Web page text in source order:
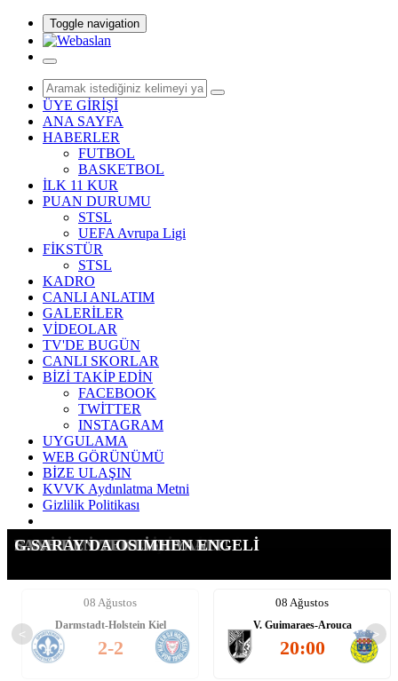
Toggle navigation
ÜYE GİRİŞİ
ANA SAYFA
HABERLER
FUTBOL
BASKETBOL
İLK 11 KUR
PUAN DURUMU
STSL
UEFA Avrupa Ligi
FİKSTÜR
STSL
KADRO
CANLI ANLATIM
GALERİLER
VİDEOLAR
TV'DE BUGÜN
CANLI SKORLAR
BİZİ TAKİP EDİN
FACEBOOK
TWİTTER
INSTAGRAM
UYGULAMA
WEB GÖRÜNÜMÜ
BİZE ULAŞIN
KVVK Aydınlatma Metni
Gizlilik Politikası
CAN UZUN'DA FARKI ERİTTİK!
OSIMHEN'DE FLAŞ İDDİA!
TRANSFERDE OSI DETAYI
HEDEF: 3 YILDIZ İSİM!
RAKİBİMİZ VILLARREAL
SANE'DEN TEKLİFE YANIT!
G.SARAY'DA OSIMHEN ENGELİ
<
08 Ağustos
Darmstadt-Holstein Kiel
2-2
08 Ağustos
V. Guimaraes-Arouca
20:00
>